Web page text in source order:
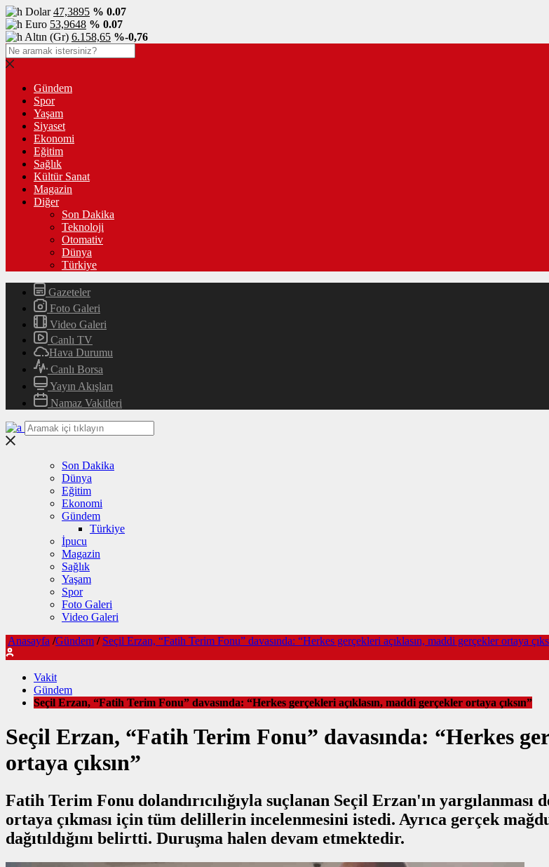
Dolar47,3895 % 0.07
Euro 53,9648 % 0.07
Altın (Gr) 6.158,65 %-0,76
Gündem
Spor
Yaşam
Siyaset
Ekonomi
Eğitim
Sağlık
Kültür Sanat
Magazin
Diğer
Son Dakika
Teknoloji
Otomativ
Dünya
Türkiye
Gazeteler
Foto Galeri
Video Galeri
Canlı TV
Hava Durumu
Canlı Borsa
Yayın Akışları
Namaz Vakitleri
Son Dakika
Dünya
Eğitim
Ekonomi
Gündem
Türkiye
İpucu
Magazin
Sağlık
Yaşam
Spor
Foto Galeri
Video Galeri
Anasayfa /Gündem / Seçil Erzan, “Fatih Terim Fonu” davasında: “Herkes gerçekleri açıklasın, maddi gerçekler ortaya
Vakit
Gündem
Seçil Erzan, “Fatih Terim Fonu” davasında: “Herkes gerçekleri açıklasın, maddi gerçekler ortaya çıksın”
Seçil Erzan, “Fatih Terim Fonu” davasında: “Herkes
ortaya çıksın”
Fatih Terim Fonu dolandırıcılığıyla suçlanan Seçil Erzan'ın
ortaya çıkması için tüm delillerin incelenmesini istedi. Ayrıca gerçek
dağıtıldığını belirtti. Duruşma halen devam etmektedir.